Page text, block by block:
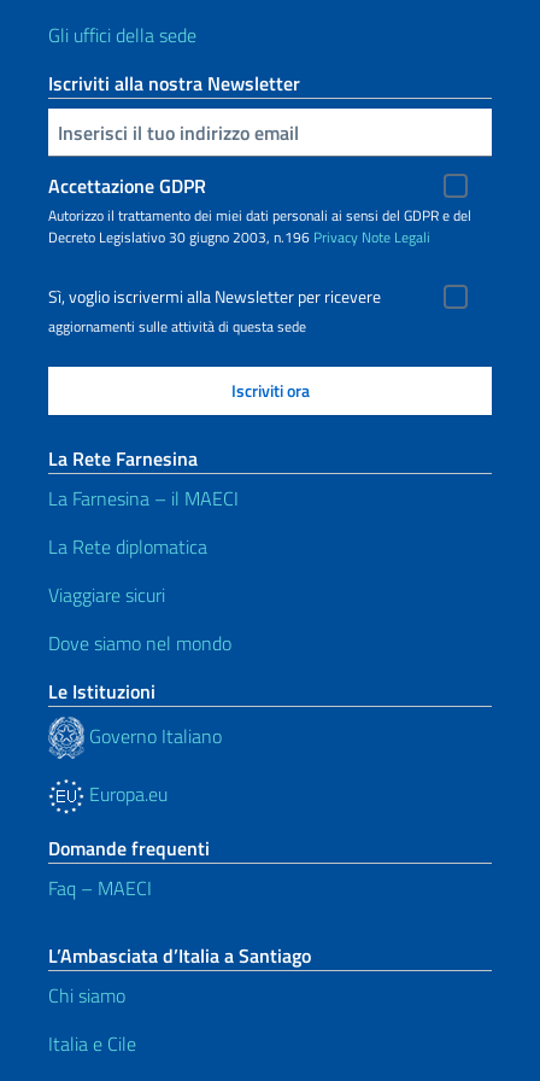
Gli uffici della sede
Iscriviti alla nostra Newsletter
Inserisci la tua email
Accettazione GDPR
Autorizzo il trattamento dei miei dati personali ai sensi del GDPR e del
Decreto Legislativo 30 giugno 2003, n.196 Privacy Note Legali
Sì, voglio iscrivermi alla Newsletter per ricevere
aggiornamenti sulle attività di questa sede
La Rete Farnesina
La Farnesina – il MAECI
La Rete diplomatica
Viaggiare sicuri
Dove siamo nel mondo
Le Istituzioni
Governo Italiano
Europa.eu
Domande frequenti
Faq – MAECI
L’Ambasciata d’Italia a Santiago
Chi siamo
Italia e Cile